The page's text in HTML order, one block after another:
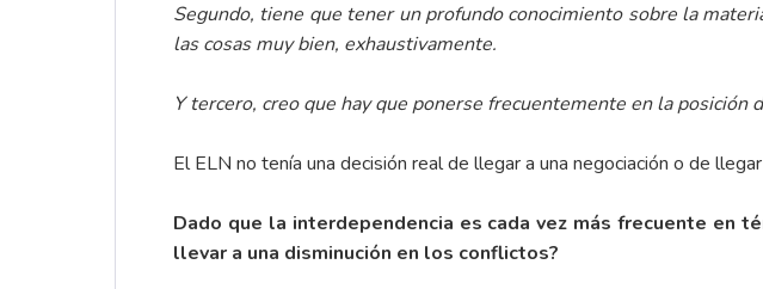
Segundo, tiene que tener un profundo conocimiento sobre la
las cosas muy bien, exhaustivamente.
Y tercero, creo que hay que ponerse frecuentemente en la posición
El ELN no tenía una decisión real de llegar a una negociación o de llegar
Dado que la interdependencia es cada vez más frecuente en
llevar a una disminución en los conflictos?